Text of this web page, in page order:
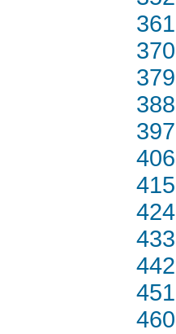
361
370
379
388
397
406
415
424
433
442
451
460